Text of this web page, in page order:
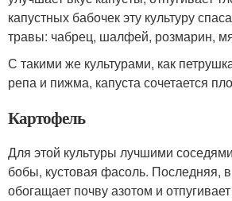
капустных бабочек эту культуру
травы: чабрец, шалфей, розмарин,
С такими же культурами, как
репа и пижма, капуста сочетается
Картофель
Для этой культуры лучшими
бобы, кустовая фасоль. Последняя, в
обогащает почву азотом и